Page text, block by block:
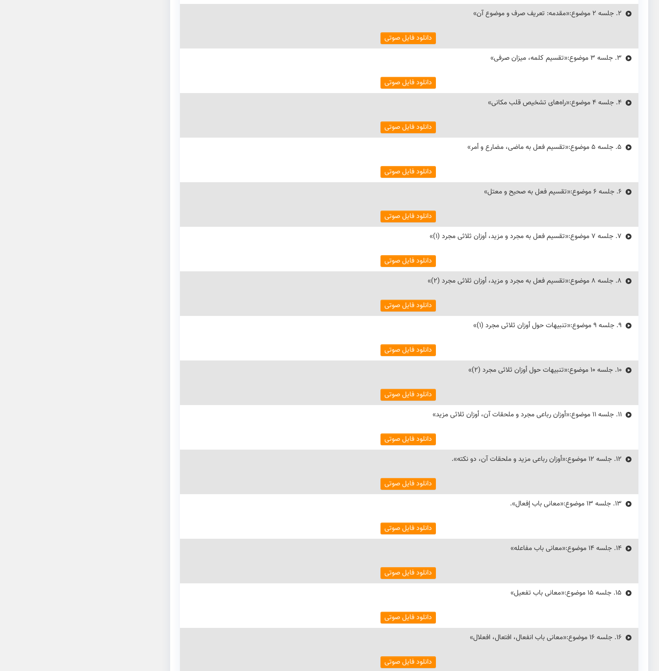
2. جلسه ۲ موضوع:«مقدمه: تعریف صرف و موضوع آن»
دانلود فایل صوتی
3. جلسه ۳ موضوع:«تقسیم کلمه، میزان صرفی»
دانلود فایل صوتی
4. جلسه ۴ موضوع:«راه‌های تشخیص قلب مکانی»
دانلود فایل صوتی
5. جلسه ۵ موضوع:«تقسیم فعل به ماضی، مضارع و أمر»
دانلود فایل صوتی
6. جلسه ۶ موضوع:«تقسیم فعل به صحیح و معتل»
دانلود فایل صوتی
7. جلسه ۷ موضوع:«تقسیم فعل به مجرد و مزید، أوزان ثلاثی مجرد (۱)»
دانلود فایل صوتی
8. جلسه ۸ موضوع:«تقسیم فعل به مجرد و مزید، أوزان ثلاثی مجرد (۲)»
دانلود فایل صوتی
9. جلسه ۹ موضوع:«تنبیهات حول أوزان ثلاثی مجرد (۱)»
دانلود فایل صوتی
10. جلسه ۱۰ موضوع:«تنبیهات حول أوزان ثلاثی مجرد (۲)»
دانلود فایل صوتی
11. جلسه ۱۱ موضوع:«أوزان رباعی مجرد و ملحقات آن، أوزان ثلاثی مزید»
دانلود فایل صوتی
12. جلسه ۱۲ موضوع:«أوزان رباعی مزید و ملحقات آن، دو نکته».
دانلود فایل صوتی
13. جلسه ۱۳ موضوع:«معانی باب إفعال».
دانلود فایل صوتی
14. جلسه ۱۴ موضوع:«معانی باب مفاعله»
دانلود فایل صوتی
15. جلسه ۱۵ موضوع:«معانی باب تفعیل»
دانلود فایل صوتی
16. جلسه ۱۶ موضوع:«معانی باب انفعال، افتعال، افعلال»
دانلود فایل صوتی